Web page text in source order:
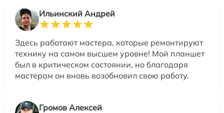
Ильинский Андрей
Здесь работают мастера, которые ремонтируют
технику на самом высшем уровне! Мой планшет
был в критическом состоянии, но благодаря
мастерам он вновь возобновил свою работу.
Громов Алексей